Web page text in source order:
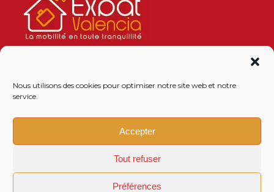
Nous utilisons des cookies pour optimiser notre site web et notre
service.
Accepter
Tout refuser
Préférences